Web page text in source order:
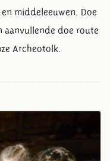
middeleeuwen. Doe
aanvullende doe route
Archeotolk.